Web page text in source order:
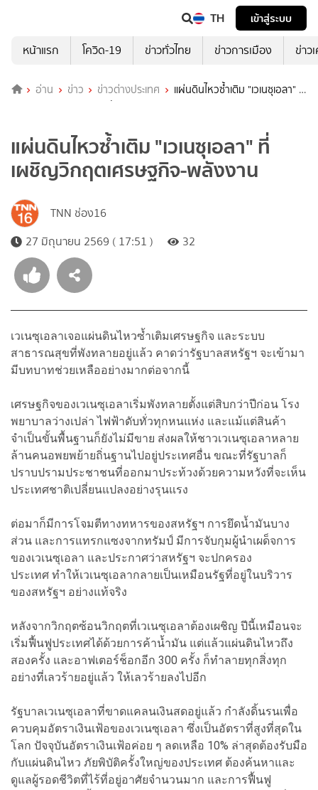
TH
เข้าสู่ระบบ
หน้าแรก
โควิด-19 ข่าวทั่วไทย ข่าวการเมือง ข่าว
อ่าน ข่าว ข่าวต่างประเทศ
แผ่นดินไหวซ้ำเติม "เวเนซุเอลา" ที่
เผชิญวิกฤตเศรษฐกิจ-พลังงาน
แผ่นดินไหวซ้ำเติม "เวเนซุเอลา" ที่
เผชิญวิกฤตเศรษฐกิจ-พลังงาน
TNN ช่อง16
27 มิถุนายน 2569 ( 17:51 )
32
เวเนซุเอลาเจอแผ่นดินไหวซ้ำเติมเศรษฐกิจ และระบบ
สาธารณสุขที่พังทลายอยู่แล้ว คาดว่ารัฐบาลสหรัฐฯ จะเข้ามา
มีบทบาทช่วยเหลืออย่างมากต่อจากนี้
เศรษฐกิจของเวเนซุเอลาเริ่มพังทลายตั้งแต่สิบกว่าปีก่อน โรง
พยาบาลว่างเปล่า ไฟฟ้าดับทั่วทุกหนแห่ง และแม้แต่สินค้า
จำเป็นขั้นพื้นฐานก็ยังไม่มีขาย ส่งผลให้ชาวเวเนซุเอลาหลาย
ล้านคนอพยพย้ายถิ่นฐานไปอยู่ประเทศอื่น ขณะที่รัฐบาลก็
ปราบปรามประชาชนที่ออกมาประท้วงด้วยความหวังที่จะเห็น
ประเทศชาติเปลี่ยนแปลงอย่างรุนแรง
ต่อมาก็มีการโจมตีทางทหารของสหรัฐฯ การยึดน้ำมันบาง
ส่วน และการแทรกแซงจากทรัมป์ มีการจับกุมผู้นำเผด็จการ
ของเวเนซุเอลา และประกาศว่าสหรัฐฯ จะปกครอง
ประเทศ ทำให้เวเนซุเอลากลายเป็นเหมือนรัฐที่อยู่ในบริวาร
ของสหรัฐฯ อย่างแท้จริง
หลังจากวิกฤตซ้อนวิกฤตที่เวเนซุเอลาต้องเผชิญ ปีนี้เหมือนจะ
เริ่มฟื้นฟูประเทศได้ด้วยการค้าน้ำมัน แต่แล้วแผ่นดินไหวถึง
สองครั้ง และอาฟเตอร์ช็อกอีก 300 ครั้ง ก็ทำลายทุกสิ่งทุก
อย่างที่เลวร้ายอยู่แล้ว ให้เลวร้ายลงไปอีก
รัฐบาลเวเนซุเอลาที่ขาดแคลนเงินสดอยู่แล้ว กำลังดิ้นรนเพื่อ
ควบคุมอัตราเงินเฟ้อของเวเนซุเอลา ซึ่งเป็นอัตราที่สูงที่สุดใน
โลก ปัจจุบันอัตราเงินเฟ้อค่อย ๆ ลดเหลือ 10% ล่าสุดต้องรับมือ
กับแผ่นดินไหว ภัยพิบัติครั้งใหญ่ของประเทศ ต้องค้นหาและ
ดูแลผู้รอดชีวิตที่ไร้ที่อยู่อาศัยจำนวนมาก และการฟื้นฟู